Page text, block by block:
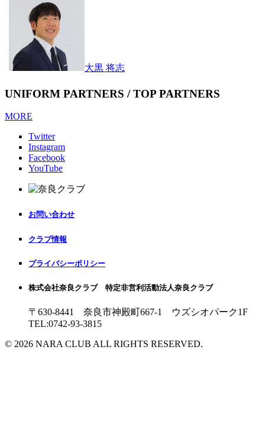
大黒 将志
UNIFORM PARTNERS / TOP PARTNERS
MORE
Twitter
Instagram
Facebook
YouTube
お問い合わせ
クラブ情報
プライバシーポリシー
株式会社奈良クラブ 特定非営利活動法人奈良クラブ
〒630-8441 奈良市神殿町667-1
ウズシオパーク1F
TEL:0742-93-3815
© 2026 NARA CLUB ALL RIGHTS RESERVED.